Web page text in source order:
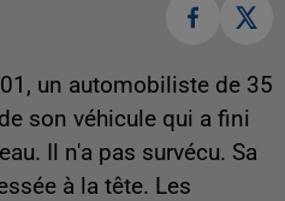
un automobiliste de 35
son véhicule qui a fini
Il n'a pas survécu. Sa
à la tête. Les